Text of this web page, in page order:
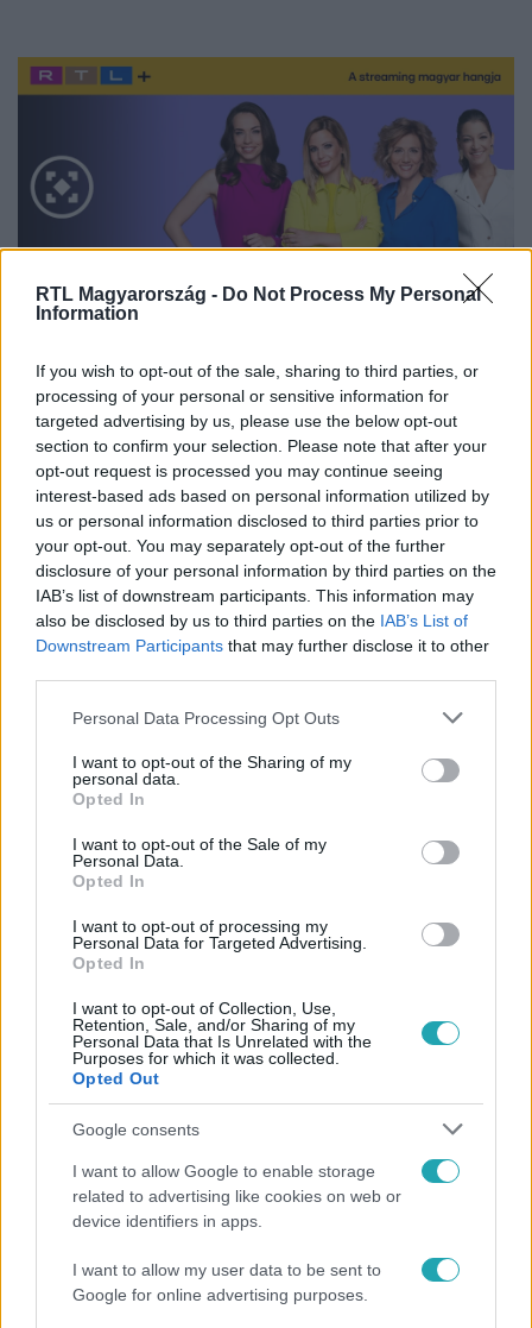
RTL Magyarország - Do Not Process My Personal
Information
If you wish to opt-out of the sale, sharing to third parties, or
processing of your personal or sensitive information for
targeted advertising by us, please use the below opt-out
section to confirm your selection. Please note that after your
opt-out request is processed you may continue seeing
interest-based ads based on personal information utilized by
us or personal information disclosed to third parties prior to
your opt-out. You may separately opt-out of the further
disclosure of your personal information by third parties on the
IAB’s list of downstream participants. This information may
also be disclosed by us to third parties on the IAB’s List of
Downstream Participants that may further disclose it to other
Please note that this website/app uses one or more Google
not limited to your visit or usage behaviour. You may click to
grant or deny consent to Google and its third-party tags to
use your data for below specified purposes in below Google
consent section.
Personal Data Processing Opt Outs
I want to opt-out of the Sharing of my
personal data.
Opted In
I want to opt-out of the Sale of my
Personal Data.
Opted In
I want to opt-out of processing my
Personal Data for Targeted Advertising.
Opted In
I want to opt-out of Collection, Use,
Retention, Sale, and/or Sharing of my
Personal Data that Is Unrelated with the
Purposes for which it was collected.
Opted Out
Google consents
I want to allow Google to enable storage
related to advertising like cookies on web or
device identifiers in apps.
I want to allow my user data to be sent to
Google for online advertising purposes.
Nézd vissza a Fókusz adásait az RTL+-on!
Itt állítsd be, hogy az RTL.hu az elsők között
legyen a Google-találatokban!
Kövess minket, és értesülj a friss
hírekről a Facebookon is!
FÓKUSZ # VIDEÓ #ADÁSRÉSZLETEK
NÁSZÚT #BICIKLI #FÖLD KÖRÜL #RTL
UTAZÁS